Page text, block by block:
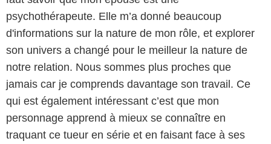
psychothérapeute. Elle m’a donné beaucoup
d'informations sur la nature de mon rôle, et explorer
son univers a changé pour le meilleur la nature de
notre relation. Nous sommes plus proches que
jamais car je comprends davantage son travail. Ce
qui est également intéressant c’est que mon
personnage apprend à mieux se connaître en
traquant ce tueur en série et en faisant face à ses